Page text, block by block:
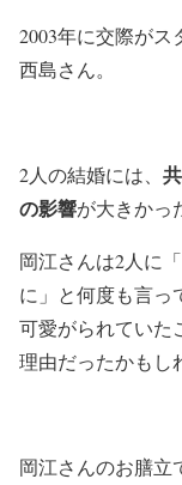
2003年に交際がス
西島さん。
2人の結婚には、
の影響が大きかっ
岡江さんは2人に
に」と何度も言っ
可愛がられていた
理由だったかもし
岡江さんのお膳立